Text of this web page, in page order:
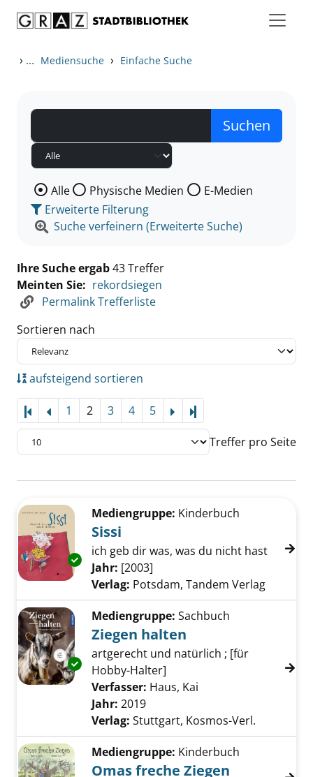
› ... Mediensuche › Einfache Suche
Wählen Sie die Medienart nach der Sie suchen wollen.
Alle Physische Medien
E-Medien
Erweiterte Filterung
Suche verfeinern (Erweiterte Suche)
Ihre Suche ergab43 Treffer
Meinten Sie: rekordsiegen
Permalink Trefferliste
Sortieren nach
aufsteigend sortieren
1 2 3 4 5
Treffer pro Seite
Zu den Suchfiltern springen
Exemplar-Details von Sissi anzeigen
Mediengruppe: Kinderbuch
Sissi
ich geb dir was, was du nicht hast
Suche nach diesem Verfasser
Jahr: [2003]
Verlag: Potsdam, Tandem Verlag
Exemplar-Details von Ziegen halten anzeigen
Mediengruppe: Sachbuch
Ziegen halten
artgerecht und natürlich ; [für
Hobby-Halter]
Verfasser: Haus, Kai
Jahr: 2019
Verlag: Stuttgart, Kosmos-Verl.
Mediengruppe: Kinderbuch
Omas freche Ziegen